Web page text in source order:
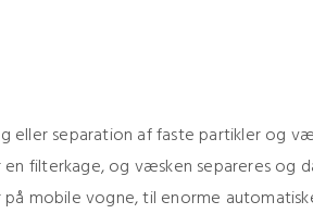
eller separation af faste partikler og
filterkage, og væsken separeres og
mobile vogne, til enorme